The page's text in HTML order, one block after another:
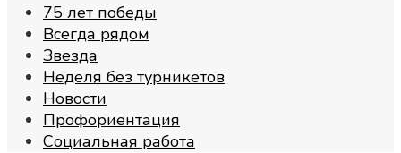
75 лет победы
Всегда рядом
Звезда
Неделя без турникетов
Новости
Профориентация
Социальная работа